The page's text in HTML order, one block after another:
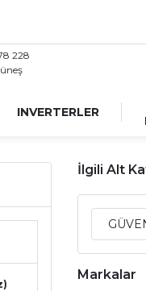
INVERTERLER
İlgili Alt
Markalar